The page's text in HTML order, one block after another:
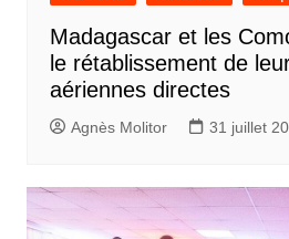
Madagascar et les
le rétablissement de
aériennes directes
Agnès Molitor 31 juillet